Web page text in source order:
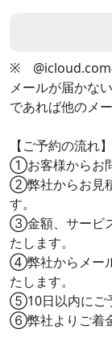
※ @icloud.com
メールが届かな
であれば他のメ
【ご予約の流れ】
①お客様からお
②弊社からお見
す。
③金額、サービ
たします。
④弊社からメー
たします。
⑤10日以内にご
⑥弊社よりご着